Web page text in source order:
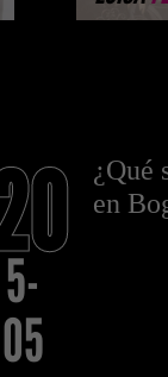
5-
05
¿Qué
en